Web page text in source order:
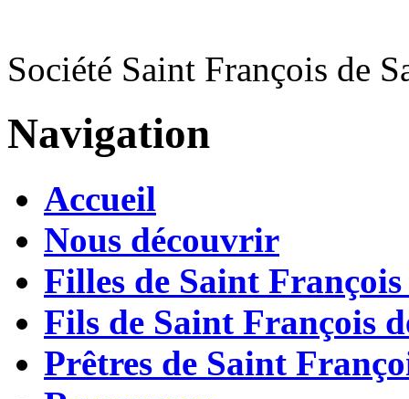
Société Saint François de
Navigation
Accueil
Nous découvrir
Filles de Saint François
Fils de Saint François
Prêtres de Saint